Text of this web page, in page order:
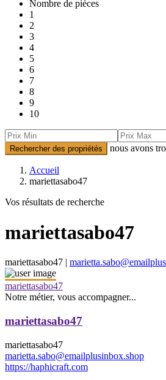
Nombre de pièces
1
2
3
4
5
6
7
8
9
10
Rechercher des propriétés nous avons
Accueil
mariettasabo47
Vos résultats de recherche
mariettasabo47
mariettasabo47 |
mariettasabo47
Notre métier, vous accompagner...
mariettasabo47
mariettasabo47
marietta.sabo@emailplusinbox.shop
https://haphicraft.com